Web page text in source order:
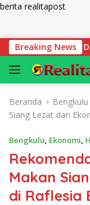
berita realitapost
Breaking News
Harus Disiapkan
Beranda Bengkulu
Siang Lezat dan
Bengkulu, Ekonomi,
Makan
di Raflesia